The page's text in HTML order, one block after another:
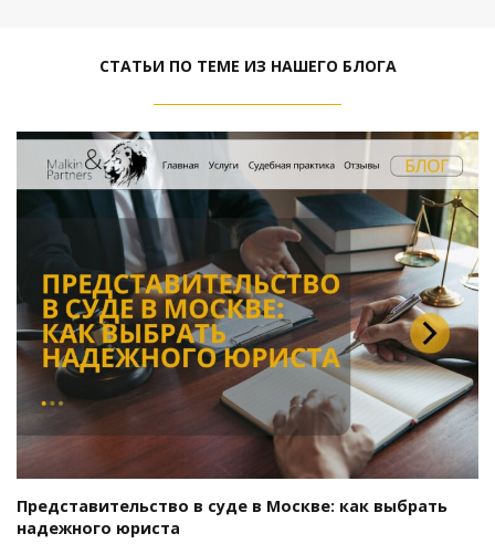
СТАТЬИ ПО ТЕМЕ ИЗ НАШЕГО БЛОГА
Представительство в суде в Москве: как выбрать
надежного юриста